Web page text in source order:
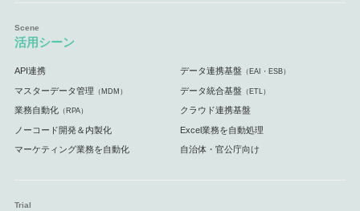
活用シーン
API連携 データ連携基盤 （EAI・ESB）
マスターデータ管理 （MDM） データ統合基盤 （ETL）
業務自動化（RPA） クラウド連携基盤
ノーコード開発＆内製化 Excel業務を自動処理
マーケティング業務を自動化 自治体・官公庁向け